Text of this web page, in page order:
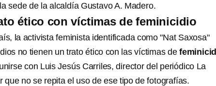
sede de la alcaldía Gustavo A. Madero.
ético con víctimas de feminicidio
la activista feminista identificada como "Nat Saxosa"
no tienen un trato ético con las víctimas de
con Luis Jesús Carriles, director del periódico La
que no se repita el uso de ese tipo de fotografías.